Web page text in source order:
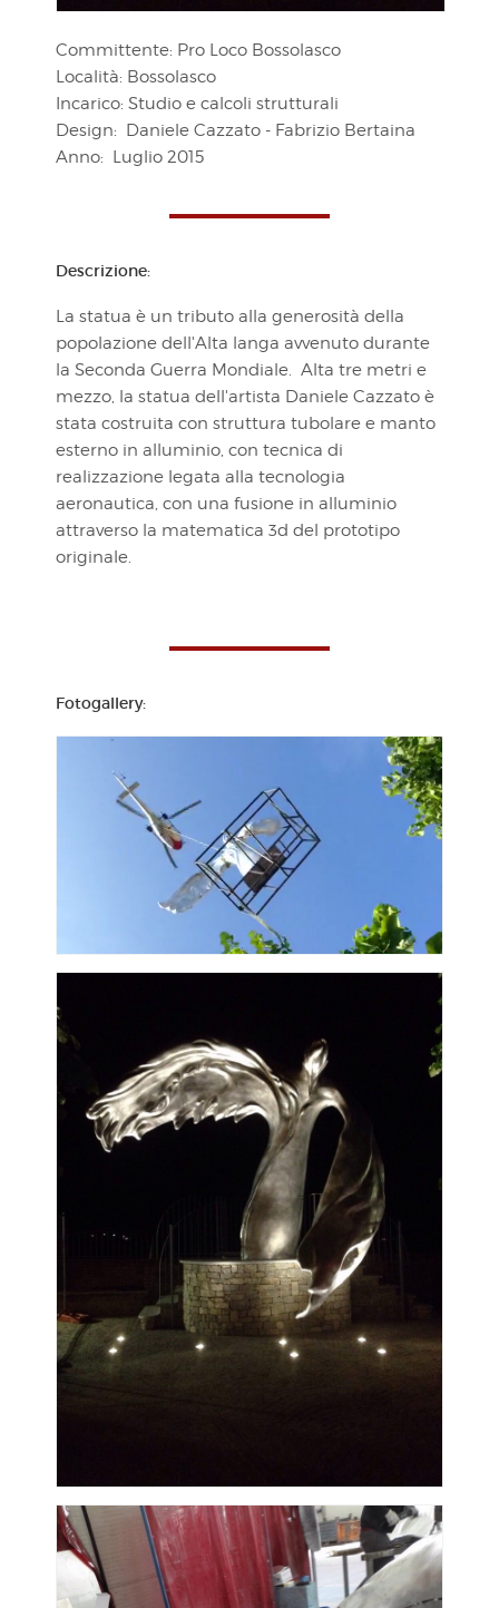
Committente: Pro Loco Bossolasco
Località: Bossolasco
Incarico: Studio e calcoli strutturali
Design: Daniele Cazzato - Fabrizio Bertaina
Anno: Luglio 2015
Descrizione:
La statua è un tributo alla generosità della
popolazione dell'Alta langa avvenuto durante
la Seconda Guerra Mondiale. Alta tre metri e
mezzo, la statua dell'artista Daniele Cazzato è
stata costruita con struttura tubolare e manto
esterno in alluminio, con tecnica di
realizzazione legata alla tecnologia
aeronautica, con una fusione in alluminio
attraverso la matematica 3d del prototipo
originale.
Fotogallery: